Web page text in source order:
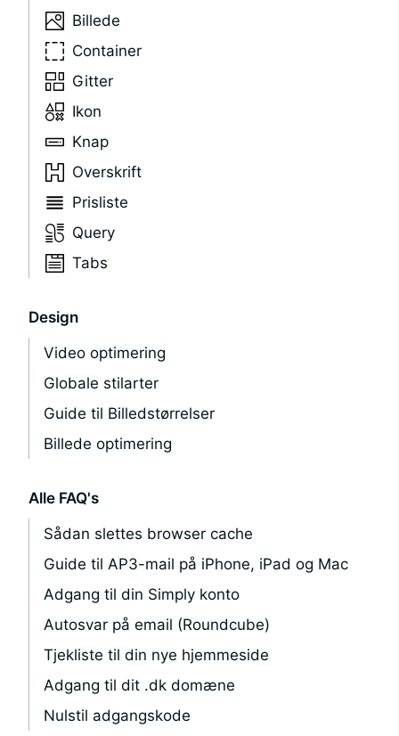
Billede
Container
Gitter
Ikon
Knap
Overskrift
Prisliste
Query
Tabs
Design
Video optimering
Globale stilarter
Guide til Billedstørrelser
Billede optimering
Alle FAQ's
Sådan slettes browser cache
Guide til AP3-mail på iPhone, iPad og Mac
Adgang til din Simply konto
Autosvar på email (Roundcube)
Tjekliste til din nye hjemmeside
Adgang til dit .dk domæne
Nulstil adgangskode